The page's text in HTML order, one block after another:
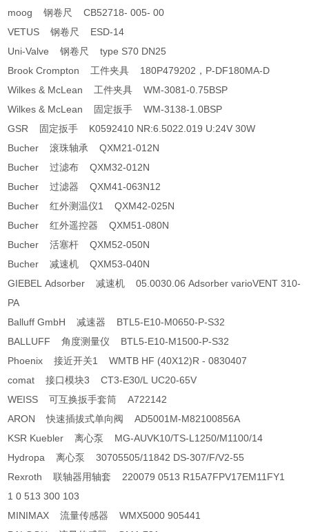
moog 钢卷尺 CB52718- 005- 00
VETUS 钢卷尺 ESD-14
Uni-Valve 钢卷尺 type S70 DN25
Brook Crompton 工件夹具 180P479202，P-DF180MA-D
Wilkes & McLean 工件夹具 WM-3081-0.75BSP
Wilkes & McLean 固定扳手 WM-3138-1.0BSP
GSR 固定扳手 K0592410 NR:6.5022.019 U:24V 30W
Bucher 滚珠轴承 QXM21-012N
Bucher 过滤布 QXM32-012N
Bucher 过滤器 QXM41-063N12
Bucher 红外测温仪1 QXM42-025N
Bucher 红外遥控器 QXM51-080N
Bucher 活塞杆 QXM52-050N
Bucher 减速机 QXM53-040N
GIEBEL Adsorber 减速机 05.0030.06 Adsorber varioVENT 310-
PA
Balluff GmbH 减速器 BTL5-E10-M0650-P-S32
BALLUFF 角度测量仪 BTL5-E10-M1500-P-S32
Phoenix 接近开关1 WMTB HF (40X12)R - 0830407
comat 接口模块3 CT3-E30/L UC20-65V
WEISS 可互换扳手套筒 A722142
ARON 快速插拔式单向阀 AD5001M-M82100856A
KSR Kuebler 离心泵 MG-AUVK10/TS-L1250/M1100/14
Hydropa 离心泵 30705505/11842 DS-307/F/V2-55
Rexroth 联轴器用轴套 220079 0513 R15A7FPV17EM11FY1
1 0 513 300 103
MINIMAX 流量传感器 WMX5000 905441